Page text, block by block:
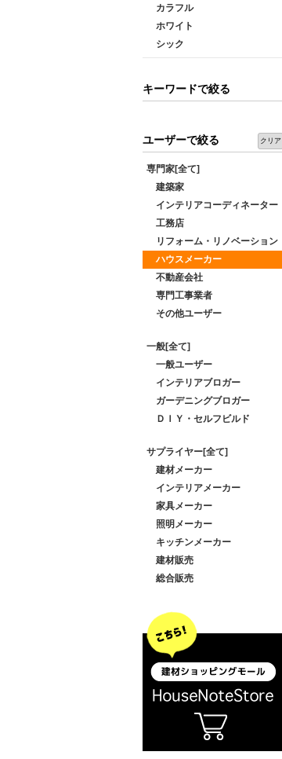
カラフル
ホワイト
シック
キーワードで絞る
ユーザーで絞る クリア
専門家[全て]
建築家
インテリアコーディネーター
工務店
リフォーム・リノベーション
ハウスメーカー
不動産会社
専門工事業者
その他ユーザー
一般[全て]
一般ユーザー
インテリアブロガー
ガーデニングブロガー
ＤＩＹ・セルフビルド
サプライヤー[全て]
建材メーカー
インテリアメーカー
家具メーカー
照明メーカー
キッチンメーカー
建材販売
総合販売